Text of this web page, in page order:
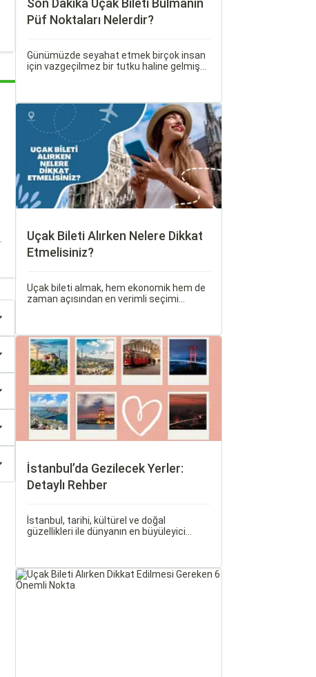
Son Dakika Uçak Bileti Bulmanın
Püf Noktaları Nelerdir?
Günümüzde seyahat etmek birçok insan
için vazgeçilmez bir tutku haline gelmiş
Uçak Bileti Alırken Nelere Dikkat
Etmelisiniz?
Uçak bileti almak, hem ekonomik hem de
zaman açısından en verimli seçimi
etmeniz gereken önemli noktaları ele
alacak ve Sorgulamax.
İstanbul’da Gezilecek Yerler:
Detaylı Rehber
İstanbul, tarihi, kültürel ve doğal
güzellikleri ile dünyanın en büyüleyici
içinde yaşamaktadır.